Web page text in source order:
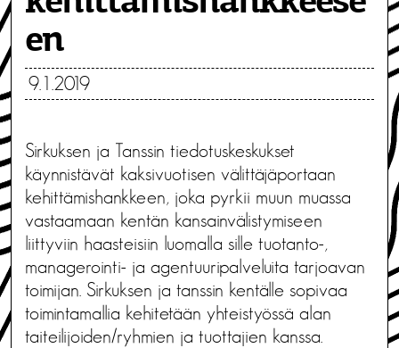
en
9.1.2019
Sirkuksen ja Tanssin tiedotuskeskukset
käynnistävät kaksivuotisen välittäjäportaan
kehittämishankkeen, joka pyrkii muun muassa
vastaamaan kentän kansainvälistymiseen
liittyviin haasteisiin luomalla sille tuotanto-,
managerointi- ja agentuuripalveluita tarjoavan
toimijan. Sirkuksen ja tanssin kentälle sopivaa
toimintamallia kehitetään yhteistyössä alan
taiteilijoiden/ryhmien ja tuottajien kanssa.